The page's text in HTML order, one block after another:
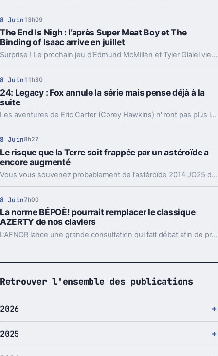
8 Juin 13h09
The End Is Nigh : l’après Super Meat Boy et The
Binding of Isaac arrive en juillet
Surprise ! Le prochain jeu d'Edmund McMillen et Tyler Glaiel vient d'être dévoilé. En plus d'un nom, The End Is Nigh et d'informations, le titre lâche une date de sortie : le 12 juillet prochain.
8 Juin 11h30
24: Legacy : Fox annule la série mais pense déjà à la
suite
Les aventures de Eric Carter (Corey Hawkins) n'iront pas plus loin : la série 24: Legacy est annulée mais les fans pourraient bien avoir plus de 24 à se mettre sous la dent à l'avenir.
8 Juin8h27
Le risque que la Terre soit frappée par un astéroïde a
encore augmenté
Vous vous souvenez probablement de l’astéroïde 2014 JO25 dont nous avions parlé il y a quelques semaines, ce dernier avait frôlé la Terre et on se pensait en sécurité pour un bout de temps, des scientifiques viennent de doucher cet espoir…
8 Juin7h00
La norme BÉPOÈ! pourrait remplacer le classique
AZERTY de nos claviers
L’AFNOR lance une grande consultation qui fait débat afin de proposer une nouvelle disposition du clavier français permettant une écriture plus aisée et moins fatigante.
Retrouver l'ensemble des publications
2026
2025